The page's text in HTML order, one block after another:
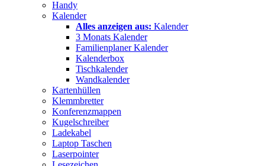
Handy
Kalender
Alles anzeigen aus: Kalender
3 Monats Kalender
Familienplaner Kalender
Kalenderbox
Tischkalender
Wandkalender
Kartenhüllen
Klemmbretter
Konferenzmappen
Kugelschreiber
Ladekabel
Laptop Taschen
Laserpointer